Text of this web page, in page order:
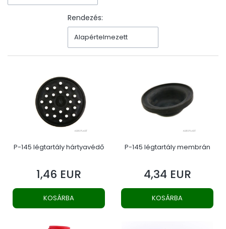
Rendezés:
Alapértelmezett
P-145 légtartály hártyavédő
Ár
1,46 EUR
KOSÁRBA
P-145 légtartály membrán
Ár
4,34 EUR
KOSÁRBA